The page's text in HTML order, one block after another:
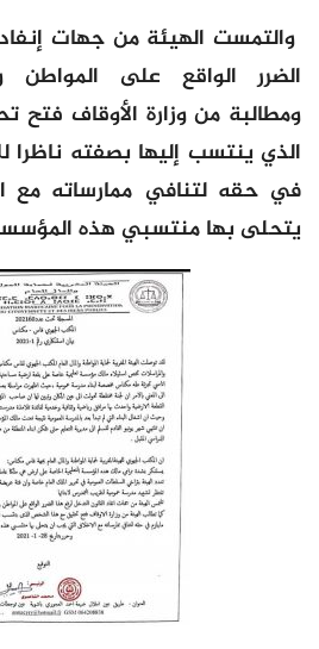
والتمست الهيئة من جهات
الضرر الواقع على المواطن
ومطالبة من وزارة الأوقاف
الذي ينتسب إليها بصفته ناظرا
في حقه لتنافي ممارساته مع
يتحلى بها منتسبي هذه